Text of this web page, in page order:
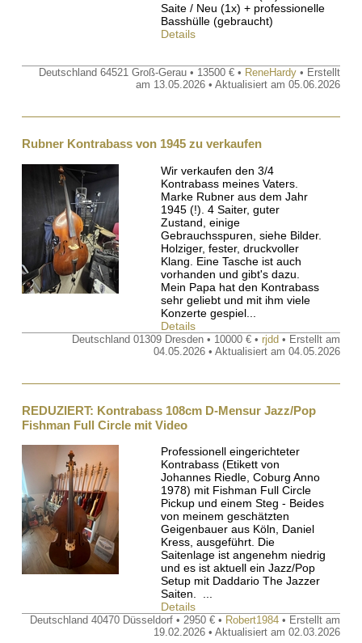
Saite / Neu (1x) + professionelle
Basshülle (gebraucht)
Details
Deutschland 64521 Groß-Gerau • 13500 € • ReneHardy • Erstellt
am 13.05.2026 • Aktualisiert am 05.06.2026
Rubner Kontrabass von 1945 zu verkaufen
Wir verkaufen den 3/4
Kontrabass meines Vaters.
Marke Rubner aus dem Jahr
1945 (!). 4 Saiter, guter
Zustand, einige
Gebrauchsspuren, siehe Bilder.
Holziger, fester, druckvoller
Klang. Eine Tasche ist auch
vorhanden und gibt's dazu.
Mein Papa hat den Kontrabass
sehr geliebt und mit ihm viele
Konzerte gespiel...
Details
Deutschland 01309 Dresden • 10000 € • rjdd • Erstellt am
04.05.2026 • Aktualisiert am 04.05.2026
REDUZIERT: Kontrabass 108cm D-Mensur Jazz/Pop
Fishman Full Circle mit Video
Professionell eingerichteter
Kontrabass (Etikett von
Johannes Riedle, Coburg Anno
1978) mit Fishman Full Circle
Pickup und einem Steg - Beides
von meinem geschätzten
Geigenbauer aus Köln, Daniel
Kress, ausgeführt. Die
Saitenlage ist angenehm niedrig
und es ist aktuell ein Jazz/Pop
Setup mit Daddario The Jazzer
Saiten. ...
Details
Deutschland 40470 Düsseldorf • 2950 € • Robert1984 • Erstellt am
19.02.2026 • Aktualisiert am 02.03.2026